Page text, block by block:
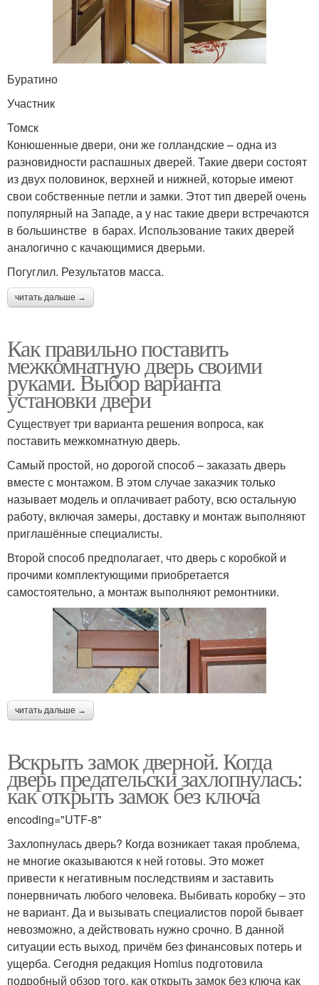
Буратино
Участник
Томск
Конюшенные двери, они же голландские – одна из
разновидности распашных дверей. Такие двери состоят
из двух половинок, верхней и нижней, которые имеют
свои собственные петли и замки. Этот тип дверей очень
популярный на Западе, а у нас такие двери встречаются
в большинстве в барах. Использование таких дверей
аналогично с качающимися дверьми.
Погуглил. Результатов масса.
читать дальше →
Как правильно поставить
межкомнатную дверь своими
руками. Выбор варианта
установки двери
Существует три варианта решения вопроса, как
поставить межкомнатную дверь.
Самый простой, но дорогой способ – заказать дверь
вместе с монтажом. В этом случае заказчик только
называет модель и оплачивает работу, всю остальную
работу, включая замеры, доставку и монтаж выполняют
приглашённые специалисты.
Второй способ предполагает, что дверь с коробкой и
прочими комплектующими приобретается
самостоятельно, а монтаж выполняют ремонтники.
читать дальше →
Вскрыть замок дверной. Когда
дверь предательски захлопнулась:
как открыть замок без ключа
encoding="UTF-8"
Захлопнулась дверь? Когда возникает такая проблема,
не многие оказываются к ней готовы. Это может
привести к негативным последствиям и заставить
понервничать любого человека. Выбивать коробку – это
не вариант. Да и вызывать специалистов порой бывает
невозможно, а действовать нужно срочно. В данной
ситуации есть выход, причём без финансовых потерь и
ущерба. Сегодня редакция Homius подготовила
подробный обзор того, как открыть замок без ключа как